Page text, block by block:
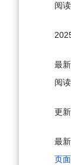
阅读
最
阅读
更
最
跳
跳
页